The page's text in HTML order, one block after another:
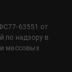
63551 от
по надзору в
массовых